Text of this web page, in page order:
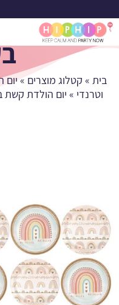
דף
בית » קטלוג מוצרים » יום
וטרנדי » יום הולדת קשת